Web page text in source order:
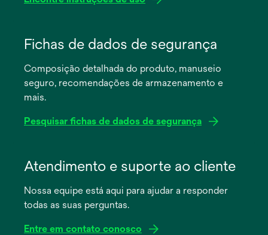
nova
guia
Fichas de dados de segurança
Composição detalhada do produto, manuseio
seguro, recomendações de armazenamento e
mais.
Pesquisar fichas de dados de segurança
nova
guia
Atendimento e suporte ao cliente
Nossa equipe está aqui para ajudar a responder
todas as suas perguntas.
Entre em contato conosco